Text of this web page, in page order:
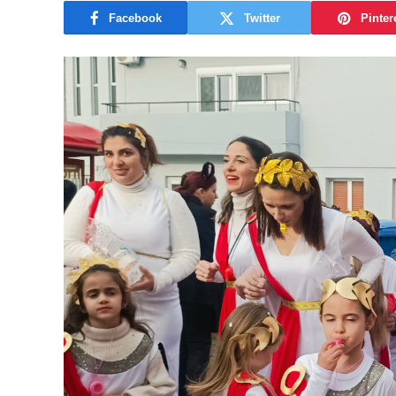
Facebook Twitter